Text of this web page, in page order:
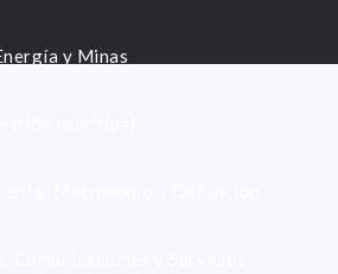
y Minas